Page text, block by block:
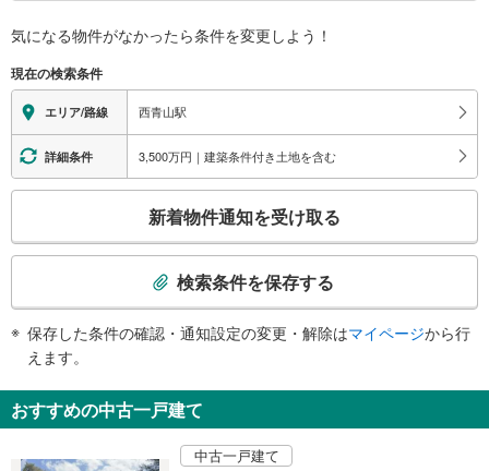
※段差なしでの移動経路
地上⇔改札⇔ホーム：×
気になる物件がなかったら条件を変更しよう！
現在の検索条件
エリア/路線 西青山駅
詳細条件 3,500万円｜建築条件付き土地を含む
検
知
を
け
新着物件通知を受け取る
検索条件を保存する
保存した条件の確認・通知設定の変更・解除はマイページから行
えます。
おすすめの中古一戸建て
中古一戸建て